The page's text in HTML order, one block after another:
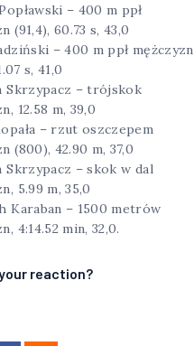
– 400 m ppł
(91,4), 60.73 s, 43,0
– 400 m ppł mężczyzn
s, 41,0
Skrzypacz – trójskok
12.58 m, 39,0
– rzut oszczepem
(800), 42.90 m, 37,0
Skrzypacz – skok w dal
5.99 m, 35,0
Karaban – 1500 metrów
4:14.52 min, 32,0.
reaction?